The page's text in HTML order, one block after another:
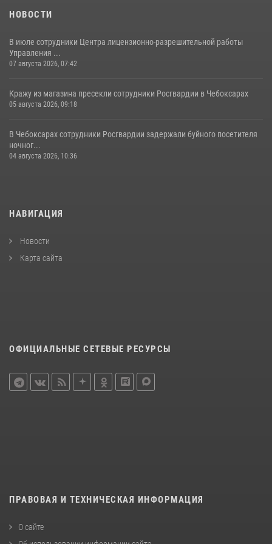
НОВОСТИ
В июле сотрудники Центра лицензионно-разрешительной работы
Управления ...
07 августа 2026, 07:42
Кражу из магазина пресекли сотрудники Росгвардии в Чебоксарах
05 августа 2026, 09:18
В Чебоксарах сотрудники Росгвардии задержали буйного посетителя
ночног...
04 августа 2026, 10:36
НАВИГАЦИЯ
Новости
Карта сайта
ОФИЦИАЛЬНЫЕ СЕТЕВЫЕ РЕСУРСЫ
ПРАВОВАЯ И ТЕХНИЧЕСКАЯ ИНФОРМАЦИЯ
О сайте